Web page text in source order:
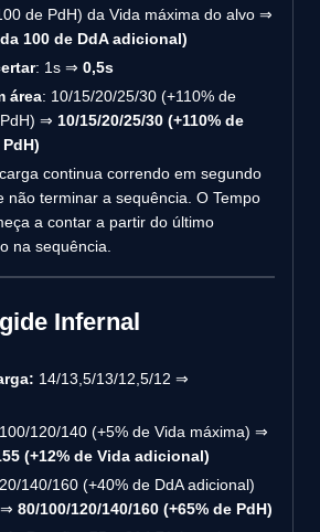
de PdH) da Vida máxima do alvo ⇒
100 de DdA adicional)
: 1s ⇒ 0,5s
área: 10/15/20/25/30 (+110% de
⇒ 10/15/20/25/30 (+110% de
continua correndo em segundo
não terminar a sequência. O Tempo
a contar a partir do último
na sequência.
Infernal
14/13,5/13/12,5/12 ⇒
120/140 (+5% de Vida máxima) ⇒
(+12% de Vida adicional)
140/160 (+40% de DdA adicional)
⇒ 80/100/120/140/160 (+65% de PdH)